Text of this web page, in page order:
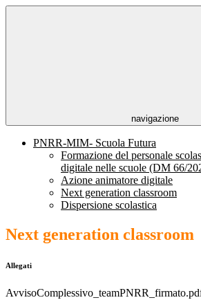
navigazione
PNRR-MIM- Scuola Futura
Formazione del personale
digitale nelle scuole (DM 66/
Azione animatore digitale
Next generation classroom
Dispersione scolastica
Next generation classroom
Allegati